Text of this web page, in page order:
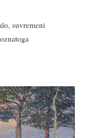
suvremeni